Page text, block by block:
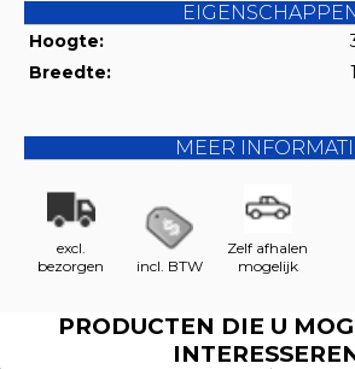
Hoogte:
Breedte:
MEER
excl.
bezorgen
incl. BTW
Zelf afhalen
mogelijk
PRODUCTEN DIE U